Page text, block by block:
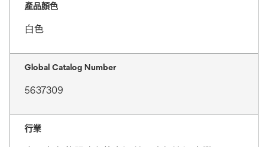
產品顏色
白色
Global Catalog Number
5637309
行業